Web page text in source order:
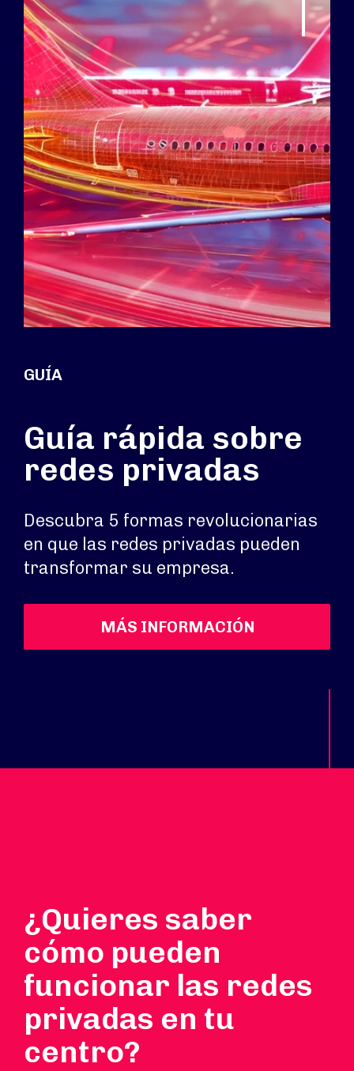
GUÍA
Guía rápida sobre
redes privadas
Descubra 5 formas revolucionarias
en que las redes privadas pueden
transformar su empresa.
MÁS INFORMACIÓN
¿Quieres saber
cómo pueden
funcionar las redes
privadas en tu
centro?